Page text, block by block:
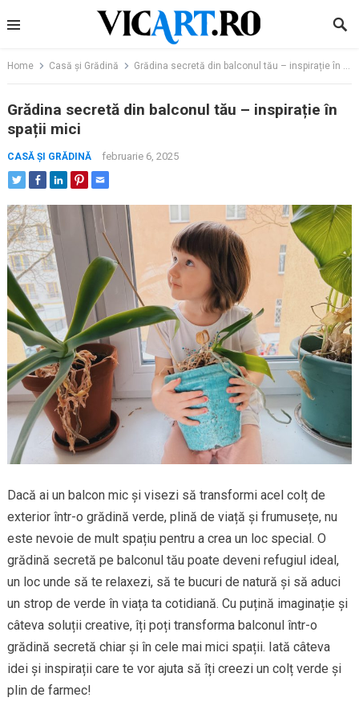
to
Home Casă și Grădină Grădina secretă din balconul tău – inspirație în spații mici
Grădina secretă din balconul tău – inspirație în
spații mici
CASĂ ȘI GRĂDINĂ februarie 6, 2025
Dacă ai un balcon mic și visezi să transformi acel colț de
exterior într-o grădină verde, plină de viață și frumusețe, nu
este nevoie de mult spațiu pentru a crea un loc special. O
grădină secretă pe balconul tău poate deveni refugiul ideal,
un loc unde să te relaxezi, să te bucuri de natură și să aduci
un strop de verde în viața ta cotidiană. Cu puțină imaginație și
câteva soluții creative, îți poți transforma balconul într-o
grădină secretă chiar și în cele mai mici spații. Iată câteva
idei și inspirații care te vor ajuta să îți creezi un colț verde și
plin de farmec!